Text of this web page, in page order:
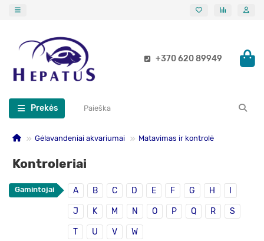
+370 620 89949
Prekės
Gėlavandeniai akvariumai Matavimas ir kontrolė
Kontroleriai
Gamintojai A B C D E F G H
J K M N O P Q R S
T U V W